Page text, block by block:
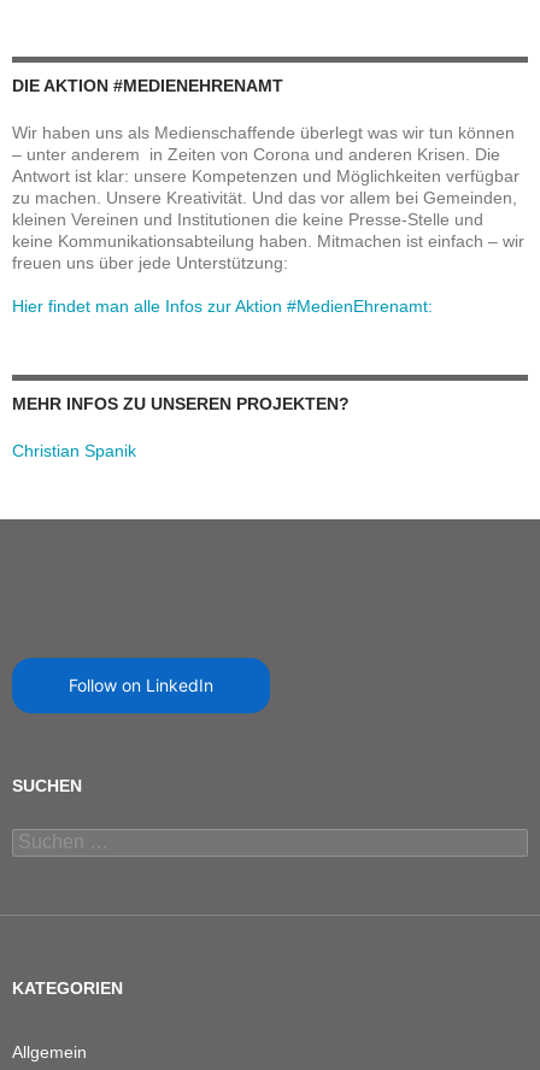
DIE AKTION #MEDIENEHRENAMT
Wir haben uns als Medienschaffende überlegt was wir tun können
– unter anderem in Zeiten von Corona und anderen Krisen. Die
Antwort ist klar: unsere Kompetenzen und Möglichkeiten verfügbar
zu machen. Unsere Kreativität. Und das vor allem bei Gemeinden,
kleinen Vereinen und Institutionen die keine Presse-Stelle und
keine Kommunikationsabteilung haben. Mitmachen ist einfach – wir
freuen uns über jede Unterstützung:
Hier findet man alle Infos zur Aktion #MedienEhrenamt:
MEHR INFOS ZU UNSEREN PROJEKTEN?
Christian Spanik
Follow on LinkedIn
SUCHEN
Suchen
nach:
KATEGORIEN
Allgemein